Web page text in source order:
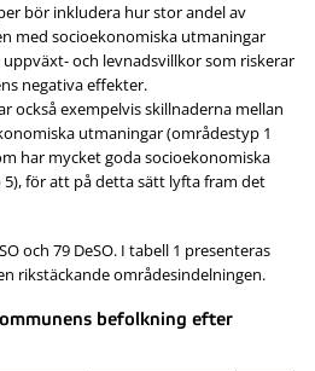
bör inkludera hur stor andel av
med socioekonomiska utmaningar
och levnadsvillkor som riskerar
negativa effekter.
också exempelvis skillnaderna mellan
utmaningar (områdestyp 1
har mycket goda socioekonomiska
för att på detta sätt lyfta fram det
och 79 DeSO. I tabell 1 presenteras
rikstäckande områdesindelningen.
befolkning efter